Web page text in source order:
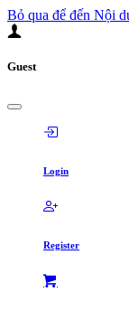
Bỏ qua để đến Nội
Guest
Login
Register